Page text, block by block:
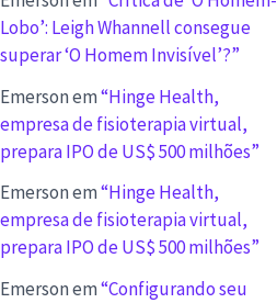
Lobo’: Leigh Whannell consegue
superar ‘O Homem Invisível’?”
Emersonem“Hinge Health,
empresa de fisioterapia virtual,
prepara IPO de US$ 500 milhões”
Emersonem“Hinge Health,
empresa de fisioterapia virtual,
prepara IPO de US$ 500 milhões”
Emersonem“Configurando seu